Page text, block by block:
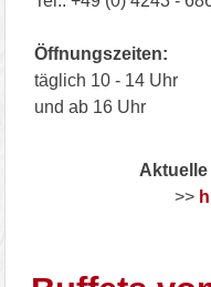
Öffnungszeiten:
täglich 10 - 14 Uhr
und ab 16 Uhr
>>